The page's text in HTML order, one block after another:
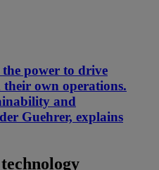
the power to drive
own operations.
and
Guehrer, explains